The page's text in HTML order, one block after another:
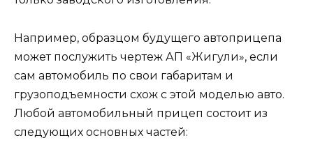
Например, образцом будущего автоприцепа
может послужить чертеж АП «Жигули», если
сам автомобиль по свои габаритам и
грузоподъемности схож с этой моделью авто.
Любой автомобильный прицеп состоит из
следующих основных частей: